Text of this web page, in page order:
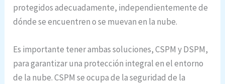
protegidos adecuadamente, independientemente de
dónde se encuentren o se muevan en la nube.
Es importante tener ambas soluciones, CSPM y DSPM,
para garantizar una protección integral en el entorno
de la nube. CSPM se ocupa de la seguridad de la